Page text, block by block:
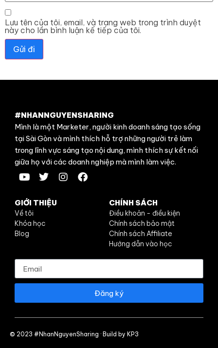
Lưu tên của tôi, email, và trang web trong trình duyệt
này cho lần bình luận kế tiếp của tôi.
#NHANNGUYENSHARING
Mình là một Marketer, người kinh doanh sáng tạo sống
tại Sài Gòn và mình thích hỗ trợ những người trẻ làm
trong lĩnh vực sáng tạo nội dung, mình thích sự kết nối
giữa họ với các doanh nghiệp mà mình làm việc.
GIỚI THIỆU
Về tôi
Khóa học
Blog
CHÍNH SÁCH
Điều khoản - điều kiện
Chính sách bảo mật
Chính sách Affiliate
Hướng dẫn vào học
Đăng ký
© 2023 #NhanNguyenSharing · Build by KP3